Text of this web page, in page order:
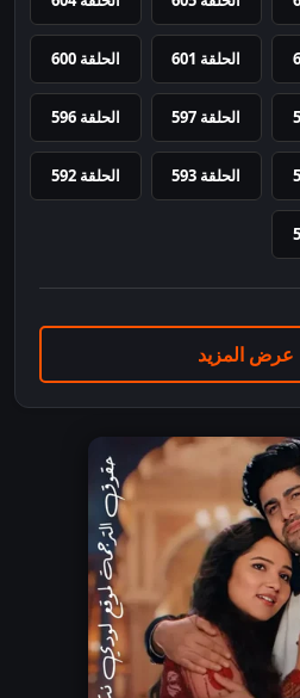
الحلقة 601 الحلقة 600
الحلقة 597 الحلقة 596
الحلقة 593 الحلقة 592
عرض المزيد